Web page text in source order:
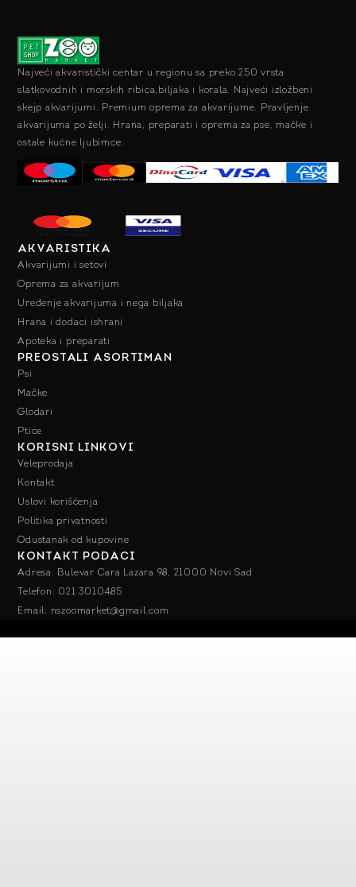
Najveći akvaristički centar u regionu sa preko 250 vrsta
slatkovodnih i morskih ribica,biljaka i korala. Najveći izložbeni
skejp akvarijumi. Premium oprema za akvarijume. Pravljenje
akvarijuma po želji. Hrana, preparati i oprema za pse, mačke i
ostale kućne ljubimce.
AKVARISTIKA
Akvarijumi i setovi
Oprema za akvarijum
Uređenje akvarijuma i nega biljaka
Hrana i dodaci ishrani
Apoteka i preparati
PREOSTALI ASORTIMAN
Psi
Mačke
Glodari
Ptice
KORISNI LINKOVI
Veleprodaja
Kontakt
Uslovi korišćenja
Politika privatnosti
Odustanak od kupovine
KONTAKT PODACI
Adresa: Bulevar Cara Lazara 98, 21000 Novi Sad
Telefon: 021 3010485
Email: nszoomarket@gmail.com